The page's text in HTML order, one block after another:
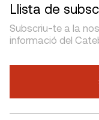
Llista de
Subscriu-te a la
informació del